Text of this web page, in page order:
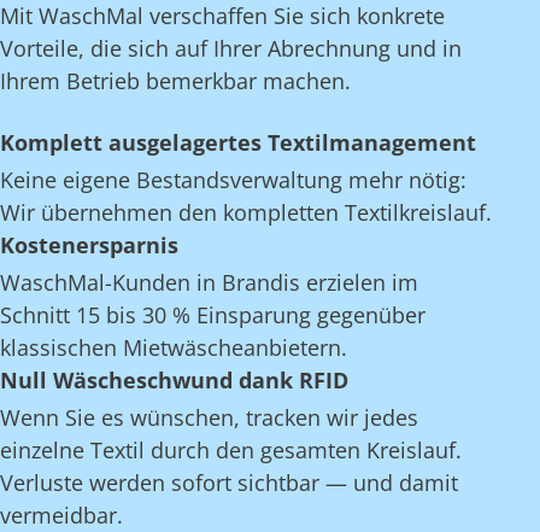
Mit WaschMal verschaffen Sie sich konkrete
Vorteile, die sich auf Ihrer Abrechnung und in
Ihrem Betrieb bemerkbar machen.
Komplett ausgelagertes Textilmanagement
Keine eigene Bestandsverwaltung mehr nötig:
Wir übernehmen den kompletten Textilkreislauf.
Kostenersparnis
WaschMal-Kunden in Brandis erzielen im
Schnitt 15 bis 30 % Einsparung gegenüber
klassischen Mietwäscheanbietern.
Null Wäscheschwund dank RFID
Wenn Sie es wünschen, tracken wir jedes
einzelne Textil durch den gesamten Kreislauf.
Verluste werden sofort sichtbar — und damit
vermeidbar.